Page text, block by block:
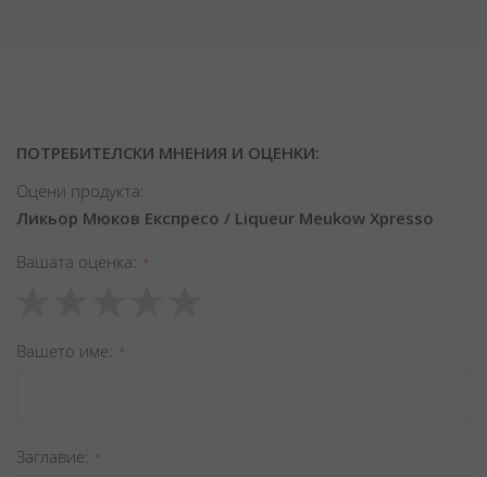
ПОТРЕБИТЕЛСКИ МНЕНИЯ И ОЦЕНКИ:
Оцени продукта:
Ликьор Мюков Експресо / Liqueur Meukow Xpresso
Вашата оценка
star
stars
stars
stars
stars
Вашето име
Заглавиe